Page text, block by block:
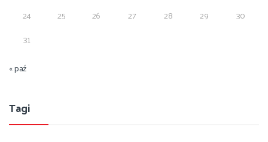
24
25 26 27 28 29
30
31
« paź
Tagi